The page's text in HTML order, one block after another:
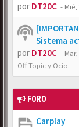
por DT20C - Mié,
Sistema
por DT20C -
Off Topic y Ocio.
FORO
Carplay